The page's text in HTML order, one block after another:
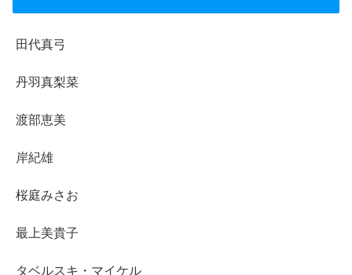
田代真弓
丹羽真梨菜
渡部恵美
岸紀雄
桜庭みさお
最上美貴子
タベルスキ・マイケル